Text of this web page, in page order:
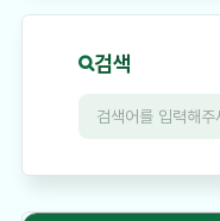
검색